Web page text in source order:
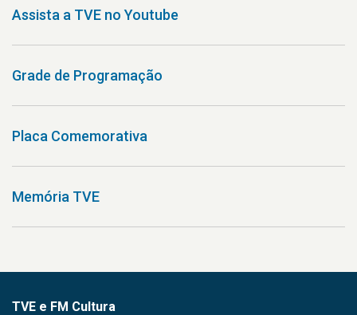
Assista a TVE no Youtube
Grade de Programação
Placa Comemorativa
Memória TVE
TVE e FM Cultura